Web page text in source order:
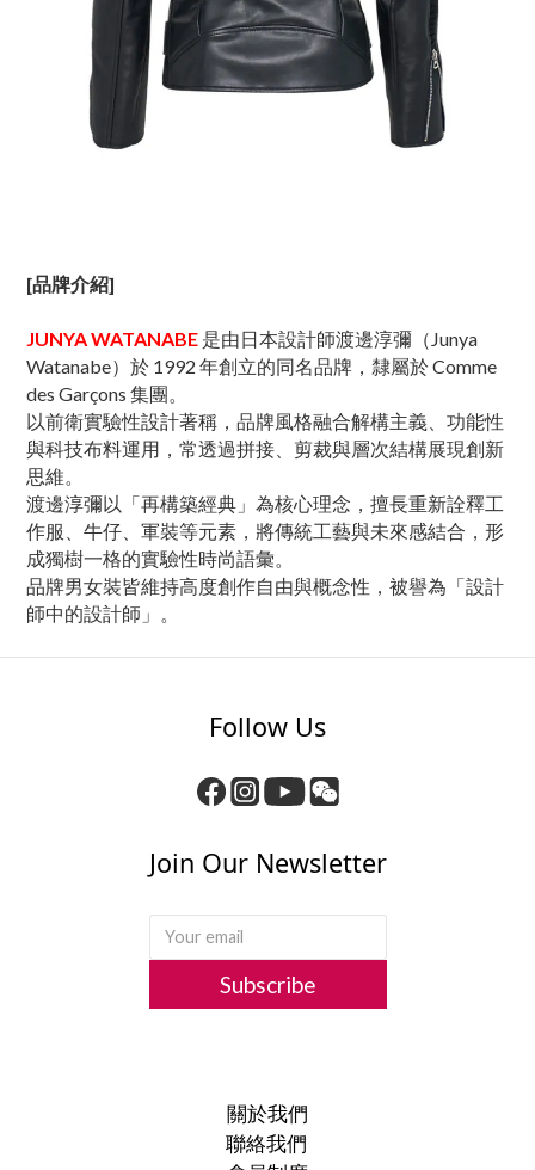
[品牌介紹]
JUNYA WATANABE 是由日本設計師渡邊淳彌（Junya
Watanabe）於 1992 年創立的同名品牌，隸屬於 Comme
des Garçons 集團。
以前衛實驗性設計著稱，品牌風格融合解構主義、功能性
與科技布料運用，常透過拼接、剪裁與層次結構展現創新
思維。
渡邊淳彌以「再構築經典」為核心理念，擅長重新詮釋工
作服、牛仔、軍裝等元素，將傳統工藝與未來感結合，形
成獨樹一格的實驗性時尚語彙。
品牌男女裝皆維持高度創作自由與概念性，被譽為「設計
師中的設計師」。
Follow Us
Join Our Newsletter
Subscribe
關於我們
聯絡我們